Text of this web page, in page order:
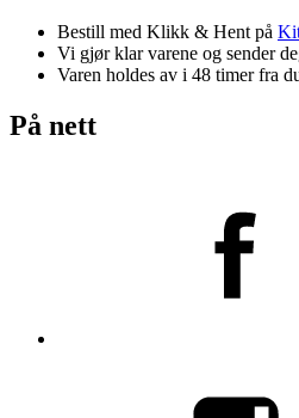
Bestill med Klikk & Hent på
Vi gjør klar varene og sender
Varen holdes av i 48 timer fra
På nett